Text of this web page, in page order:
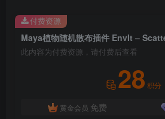
此内容为付费资源，请付费后查看
28 积分
黄金会员 免费
付费资源